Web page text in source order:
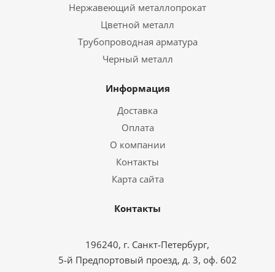
Нержавеющий металлопрокат
Цветной металл
Трубопроводная арматура
Черный металл
Информация
Доставка
Оплата
О компании
Контакты
Карта сайта
Контакты
196240, г. Санкт-Петербург,
5-й Предпортовый проезд, д. 3, оф. 602